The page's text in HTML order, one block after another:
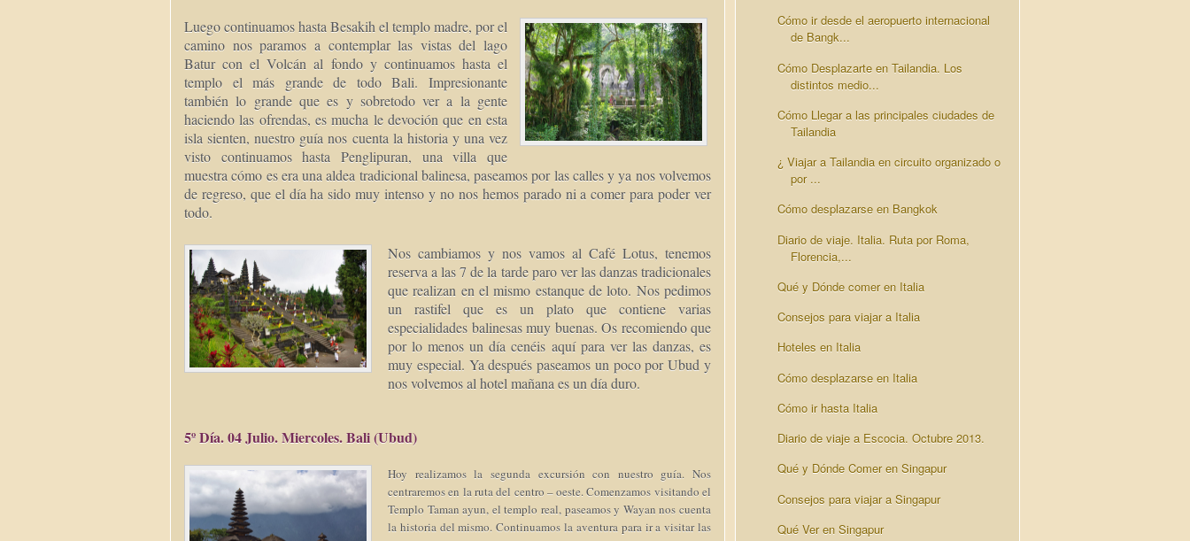
Luego continuamos hasta Besakih el templo madre, por el
camino nos paramos a contemplar las vistas del lago
Batur con el Volcán al fondo y continuamos hasta el
templo el más grande de todo Bali. Impresionante
también lo grande que es y sobretodo ver a la gente
haciendo las ofrendas, es mucha le devoción que en esta
isla sienten, nuestro guía nos cuenta la historia y una vez
visto continuamos hasta Penglipuran, una villa que
muestra cómo es era una aldea tradicional balinesa, paseamos por las calles y ya nos volvemos
de regreso, que el día ha sido muy intenso y no nos hemos parado ni a comer para poder ver
todo.
Nos cambiamos y nos vamos al Café Lotus, tenemos
reserva a las 7 de la tarde paro ver las danzas tradicionales
que realizan en el mismo estanque de loto. Nos pedimos
un rastifel que es un plato que contiene varias
especialidades balinesas muy buenas. Os recomiendo que
por lo menos un día cenéis aquí para ver las danzas, es
muy especial. Ya después paseamos un poco por Ubud y
nos volvemos al hotel mañana es un día duro.
5º Día. 04 Julio. Miercoles. Bali (Ubud)
Hoy realizamos la segunda excursión con nuestro guía. Nos
centraremos en la ruta del centro – oeste. Comenzamos visitando el
Templo Taman ayun, el templo real, paseamos y Wayan nos cuenta
la historia del mismo. Continuamos la aventura para ir a visitar las
Cómo ir desde el aeropuerto internacional
de Bangk...
Cómo Desplazarte en Tailandia. Los
distintos medio...
Cómo Llegar a las principales ciudades de
Tailandia
¿ Viajar a Tailandia en circuito organizado o
por ...
Cómo desplazarse en Bangkok
Diario de viaje. Italia. Ruta por Roma,
Florencia,...
Qué y Dónde comer en Italia
Consejos para viajar a Italia
Hoteles en Italia
Cómo desplazarse en Italia
Cómo ir hasta Italia
Diario de viaje a Escocia. Octubre 2013.
Qué y Dónde Comer en Singapur
Consejos para viajar a Singapur
Qué Ver en Singapur